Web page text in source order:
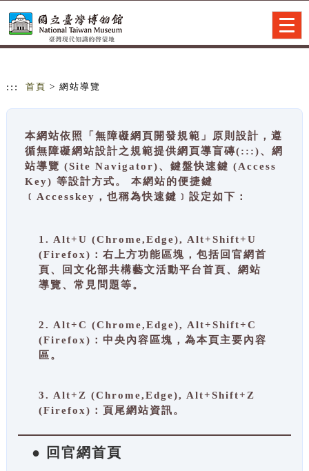
::: 首頁 > 網站導覽
本網站依照「無障礙網頁開發規範」原則設計，遵
循無障礙網站設計之規範提供網頁導盲磚(:::)、網
站導覽 (Site Navigator)、鍵盤快速鍵 (Access
Key) 等設計方式。 本網站的便捷鍵
﹝Accesskey，也稱為快速鍵﹞設定如下：
1. Alt+U (Chrome,Edge), Alt+Shift+U
(Firefox)：右上方功能區塊，包括回官網首
頁、回文化部共構藝文活動平台首頁、網站
導覽、常見問題等。
2. Alt+C (Chrome,Edge), Alt+Shift+C
(Firefox)：中央內容區塊，為本頁主要內容
區。
3. Alt+Z (Chrome,Edge), Alt+Shift+Z
(Firefox)：頁尾網站資訊。
● 回官網首頁